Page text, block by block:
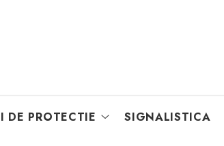
DE PROTECTIE SIGNALISTICA